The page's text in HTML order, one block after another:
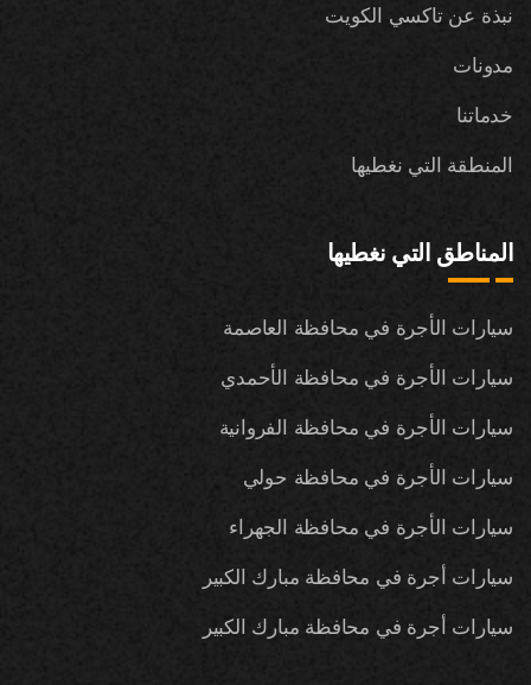
نبذة عن تاكسي الكويت
مدونات
خدماتنا
المنطقة التي نغطيها
المناطق التي نغطيها
سيارات الأجرة في محافظة العاصمة
سيارات الأجرة في محافظة الأحمدي
سيارات الأجرة في محافظة الفروانية
سيارات الأجرة في محافظة حولي
سيارات الأجرة في محافظة الجهراء
سيارات أجرة في محافظة مبارك الكبير
سيارات أجرة في محافظة مبارك الكبير